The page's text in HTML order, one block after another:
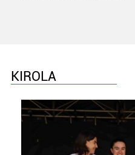
KIROLA